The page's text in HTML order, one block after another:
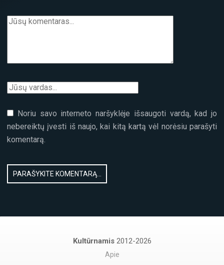
Noriu savo interneto naršyklėje išsaugoti vardą, kad jo
nebereiktų įvesti iš naujo, kai kitą kartą vėl norėsiu parašyti
komentarą.
Kultūrnamis 2012-2026
Apie